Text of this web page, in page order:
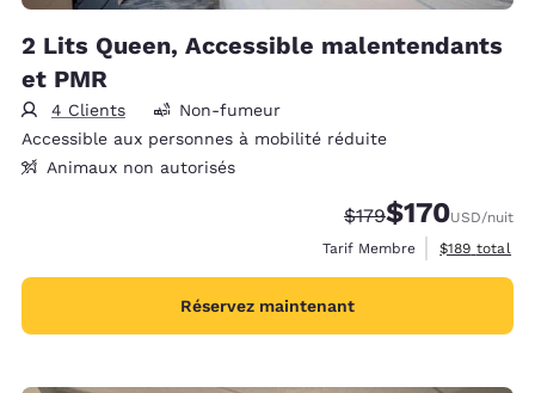
2 Lits Queen, Accessible malentendants
et PMR
4 Clients
Non-fumeur
Accessible aux personnes à mobilité réduite
Animaux non autorisés
Tarif barré :
$179Tarif réduit :
$170USD/nuit
Tarif Membre
Afficher les
$189 total
Réservez maintenant